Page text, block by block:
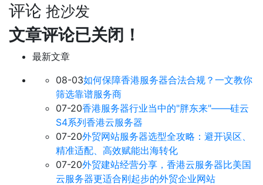
评论 抢沙发
文章评论已关闭！
最新文章
08-03如何保障香港服务器合法合规？一文教你
筛选靠谱服务商
07-20香港服务器行业当中的"胖东来"——硅云
S4系列香港云服务器
07-20外贸网站服务器选型全攻略：避开误区、
精准适配、高效赋能出海转化
07-20外贸建站经营分享，香港云服务器比美国
云服务器更适合刚起步的外贸企业网站